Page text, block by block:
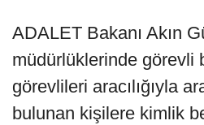
ADALET Bakanı Akın
müdürlüklerinde görevli
görevlileri aracılığıyla
bulunan kişilere kimlik